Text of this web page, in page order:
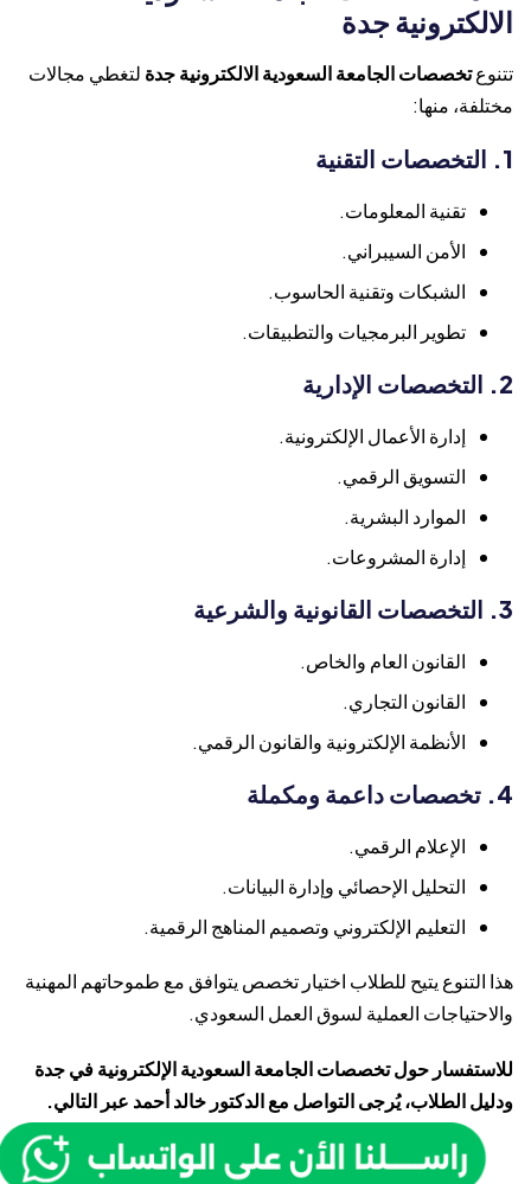
الالكترونية جدة
تتنوعتخصصات الجامعة السعودية الالكترونية جدةلتغطي مجالات
مختلفة، منها:
1. التخصصات التقنية
تقنية المعلومات.
الأمن السيبراني.
الشبكات وتقنية الحاسوب.
تطوير البرمجيات والتطبيقات.
2. التخصصات الإدارية
إدارة الأعمال الإلكترونية.
التسويق الرقمي.
الموارد البشرية.
إدارة المشروعات.
3. التخصصات القانونية والشرعية
القانون العام والخاص.
القانون التجاري.
الأنظمة الإلكترونية والقانون الرقمي.
4. تخصصات داعمة ومكملة
الإعلام الرقمي.
التحليل الإحصائي وإدارة البيانات.
التعليم الإلكتروني وتصميم المناهج الرقمية.
هذا التنوع يتيح للطلاب اختيار تخصص يتوافق مع طموحاتهم المهنية
والاحتياجات العملية لسوق العمل السعودي.
للاستفسار حول تخصصات الجامعة السعودية الإلكترونية في جدة
ودليل الطلاب، يُرجى التواصل مع الدكتور خالد أحمد عبر التالي.